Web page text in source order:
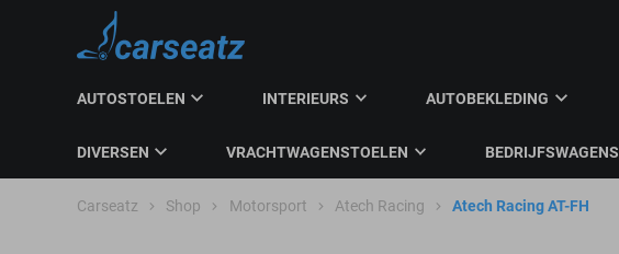
AUTOSTOELEN INTERIEURS AUTOBEKLEDING
DIVERSEN VRACHTWAGENSTOELEN BEDRIJFSWAGENS
Carseatz Shop Motorsport Atech Racing Atech Racing AT-FH